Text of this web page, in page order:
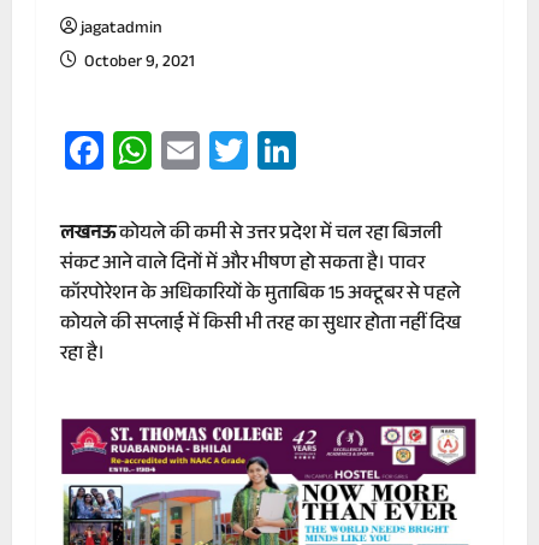
jagatadmin
October 9, 2021
Facebook
WhatsApp
EmailTwitter
लखनऊकोयले की कमी से उत्तर प्रदेश में चल रहा बिजली
संकट आने वाले दिनों में और भीषण हो सकता है। पावर
कॉरपोरेशन के अधिकारियों के मुताबिक 15 अक्टूबर से पहले
कोयले की सप्लाई में किसी भी तरह का सुधार होता नहीं दिख
रहा है।